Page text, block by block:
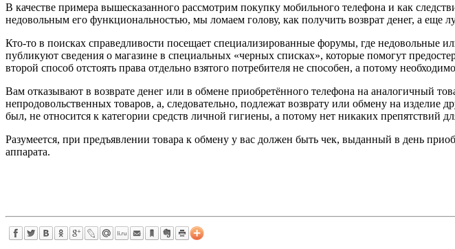
В качестве примера вышесказанного рассмотрим покупку мобильного телефона и как
недовольным его функциональностью, мы ломаем голову, как получить возврат денег, а еще
Кто-то в поисках справедливости посещает специализированные форумы, где недовольные
публикуют сведения о магазине в специальных «черных списках», которые помогут
второй способ отстоять права отдельно взятого потребителя не способен, а потому
Вам отказывают в возврате денег или в обмене приобретённого телефона на аналогичный
непродовольственных товаров, а, следовательно, подлежат возврату или обмену на
был, не относится к категории средств личной гигиены, а потому нет никаких препятствий
Разумеется, при предъявлении товара к обмену у вас должен быть чек, выданный в день
аппарата.